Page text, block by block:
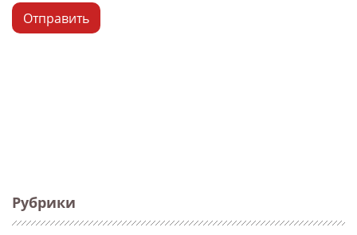
Рубрики
Отправить